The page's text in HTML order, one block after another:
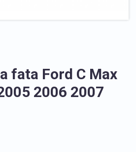
fata Ford C Max
2006 2007